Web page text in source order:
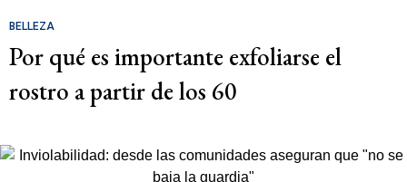
BELLEZA
Por qué es importante exfoliarse el
rostro a partir de los 60